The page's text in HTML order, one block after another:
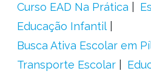
Curso EAD Na Prática
Educação Infantil
Busca Ativa Escolar em
Transporte Escolar